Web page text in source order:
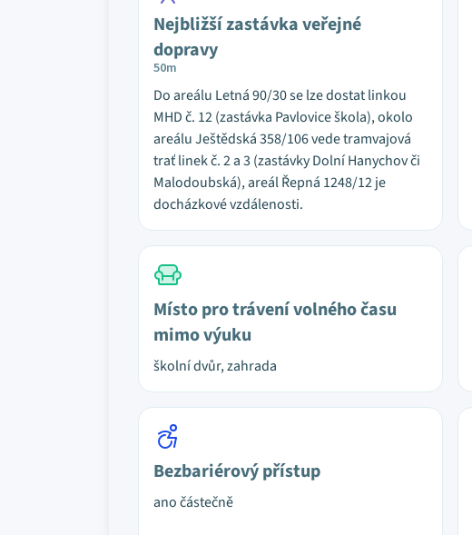
Nejbližší zastávka veřejné
dopravy
50m
Do areálu Letná 90/30 se lze dostat linkou
MHD č. 12 (zastávka Pavlovice škola), okolo
areálu Ještědská 358/106 vede tramvajová
trať linek č. 2 a 3 (zastávky Dolní Hanychov či
Malodoubská), areál Řepná 1248/12 je
docházkové vzdálenosti.
Místo pro trávení volného času
mimo výuku
školní dvůr, zahrada
Bezbariérový přístup
ano částečně